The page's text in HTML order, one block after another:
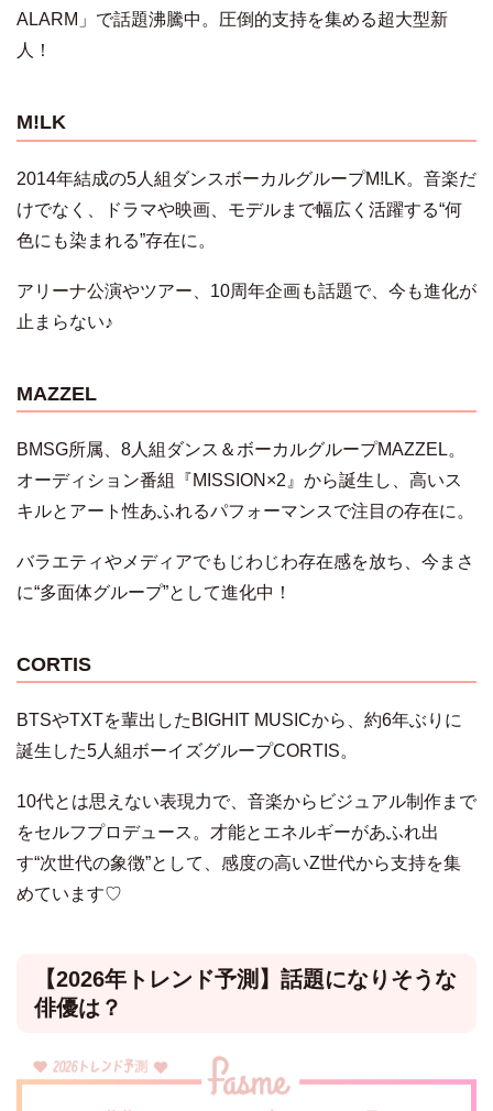
ALARM」で話題沸騰中。圧倒的支持を集める超大型新
人！
M!LK
2014年結成の5人組ダンスボーカルグループM!LK。音楽だ
けでなく、ドラマや映画、モデルまで幅広く活躍する“何
色にも染まれる”存在に。
アリーナ公演やツアー、10周年企画も話題で、今も進化が
止まらない♪
MAZZEL
BMSG所属、8人組ダンス＆ボーカルグループMAZZEL。
オーディション番組『MISSION×2』から誕生し、高いス
キルとアート性あふれるパフォーマンスで注目の存在に。
バラエティやメディアでもじわじわ存在感を放ち、今まさ
に“多面体グループ”として進化中！
CORTIS
BTSやTXTを輩出したBIGHIT MUSICから、約6年ぶりに
誕生した5人組ボーイズグループCORTIS。
10代とは思えない表現力で、音楽からビジュアル制作まで
をセルフプロデュース。才能とエネルギーがあふれ出
す“次世代の象徴”として、感度の高いZ世代から支持を集
めています♡
【2026年トレンド予測】話題になりそうな
俳優は？